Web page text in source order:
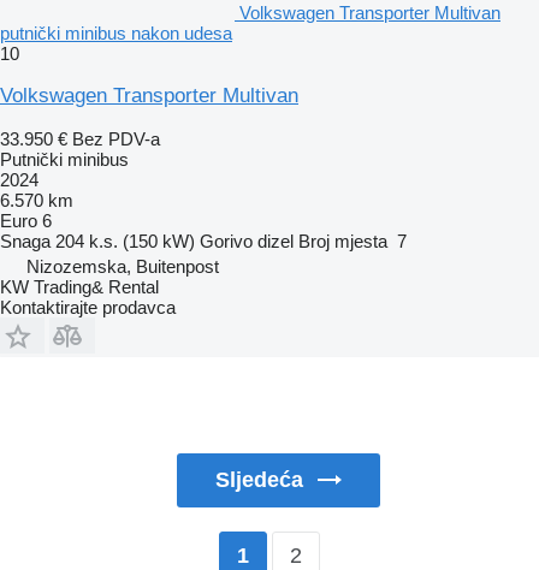
Volkswagen Transporter Multivan
putnički minibus nakon udesa
10
Volkswagen Transporter Multivan
33.950 € Bez PDV-a
Putnički minibus
2024
6.570 km
Euro 6
Snaga 204 k.s. (150 kW) Gorivo dizel Broj mjesta 7
Nizozemska, Buitenpost
KW Trading& Rental
Kontaktirajte prodavca
Sljedeća
1 2